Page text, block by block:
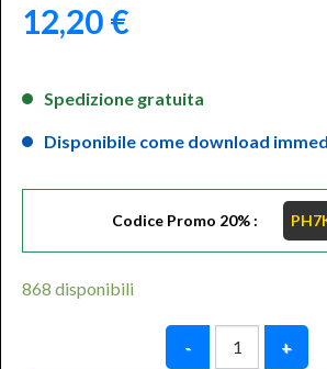
12,20€
Spedizione gratuita
Disponibile come download
Codice Promo 20% :
868 disponibili
Xbox Game